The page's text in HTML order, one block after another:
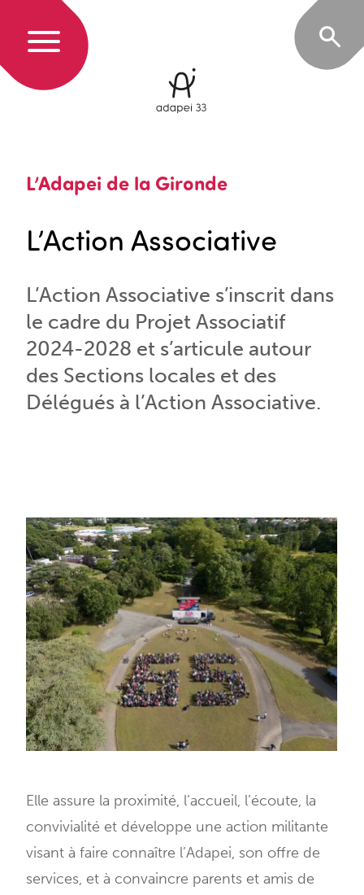
L’Adapei de la Gironde
L’Action Associative
L’Action Associative s’inscrit dans
le cadre du Projet Associatif
2024-2028 et s’articule autour
des Sections locales et des
Délégués à l’Action Associative.
Elle assure la proximité, l’accueil, l’écoute, la
convivialité et développe une action militante
visant à faire connaître l’Adapei, son offre de
services, et à convaincre parents et amis de